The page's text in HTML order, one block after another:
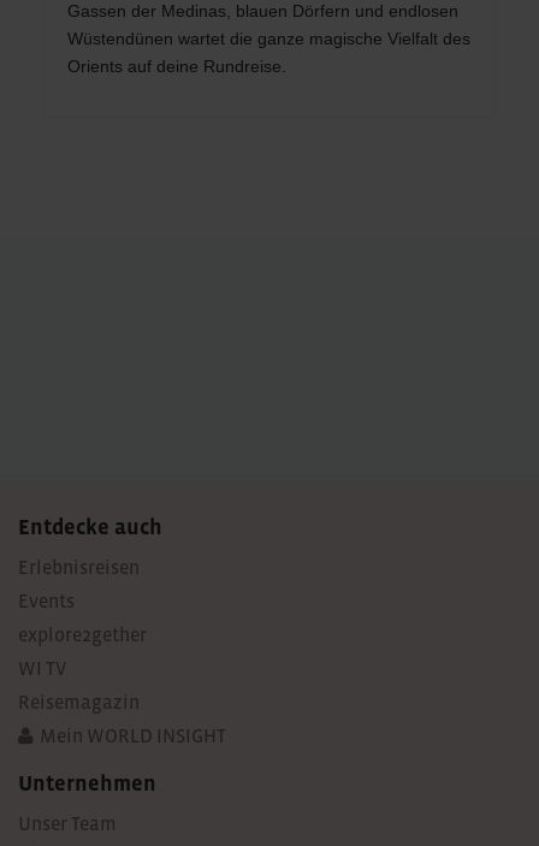
Gassen der Medinas, blauen Dörfern und endlosen
Wüstendünen wartet die ganze magische Vielfalt des
Orients auf deine Rundreise.
Entdecke auch
Erlebnisreisen
Events
explore2gether
WI TV
Reisemagazin
Mein WORLD INSIGHT
Unternehmen
Unser Team